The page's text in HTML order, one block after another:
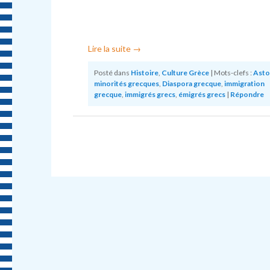
Lire la suite →
Posté dans Histoire, Culture Grèce | Mots-clefs :
minorités grecques, Diaspora grecque, immigration
grecque, immigrés grecs, émigrés grecs | Répondre